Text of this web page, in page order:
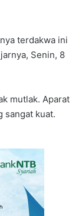
terdakwa ini
Senin, 8
mutlak. Aparat
sangat kuat.